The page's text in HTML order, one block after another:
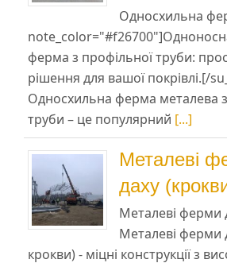
Односхильна
ферма з профільної труби:
рішення для вашої покрівлі.[/
Односхильна ферма металева
труби – це популярний [...]
Металеві
даху
Металеві ферми
Металеві ферми
крокви) - міцні конструкції з